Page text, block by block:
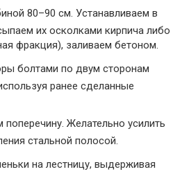
80–90 см. Устанавливаем в
их осколками кирпича либо
фракция), заливаем бетоном.
болтами по двум сторонам
ранее сделанные
поперечину. Желательно усилить
стальной полосой.
на лестницу, выдерживая